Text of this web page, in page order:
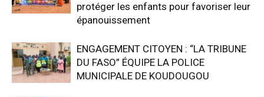
protéger les enfants pour favoriser leur
épanouissement
ENGAGEMENT CITOYEN : “LA TRIBUNE
DU FASO” ÉQUIPE LA POLICE
MUNICIPALE DE KOUDOUGOU